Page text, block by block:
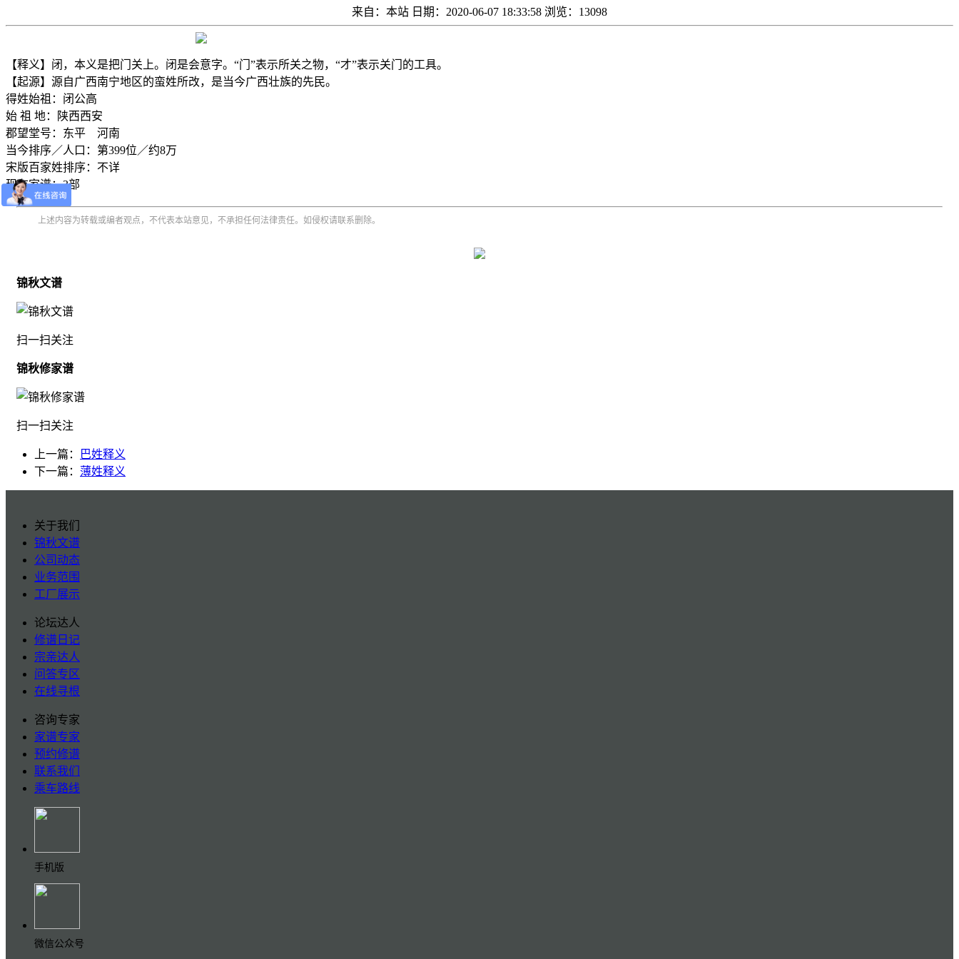
来自：本站 日期：2020-06-07 18:33:58 浏览：13098
【释义】闭，本义是把门关上。闭是会意字。“门”表示所关之物，“才”表示关门的工具。
【起源】源自广西南宁地区的蛮姓所改，是当今广西壮族的先民。
得姓始祖：闭公高
始 祖 地：陕西西安
郡望堂号：东平 河南
当今排序／人口：第399位／约8万
宋版百家姓排序：不详
现存家谱：3部
上述内容为转载或编者观点，不代表本站意见，不承担任何法律责任。如侵权请联系删除。
锦秋文谱
扫一扫关注
锦秋修家谱
扫一扫关注
上一篇：
巴姓释义
下一篇： 薄姓释义
关于我们
锦秋文谱
公司动态
业务范围
工厂展示
论坛达人
修谱日记
宗亲达人
问答专区
在线寻根
咨询专家
家谱专家
预约修谱
联系我们
乘车路线
手机版
微信公众号